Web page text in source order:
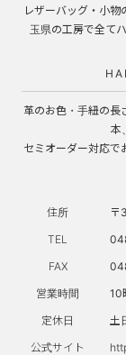
レザーバッグ・小
玉県の工房で全て
革のお色・手紐の長
本
セミオーダー対応で
住所
〒
TEL
FAX
営業時間
10
定休日
土
公式サイト